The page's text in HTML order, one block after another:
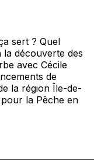
sert ? Quel
découverte des
avec Cécile
de
la région Île-de-
la Pêche en